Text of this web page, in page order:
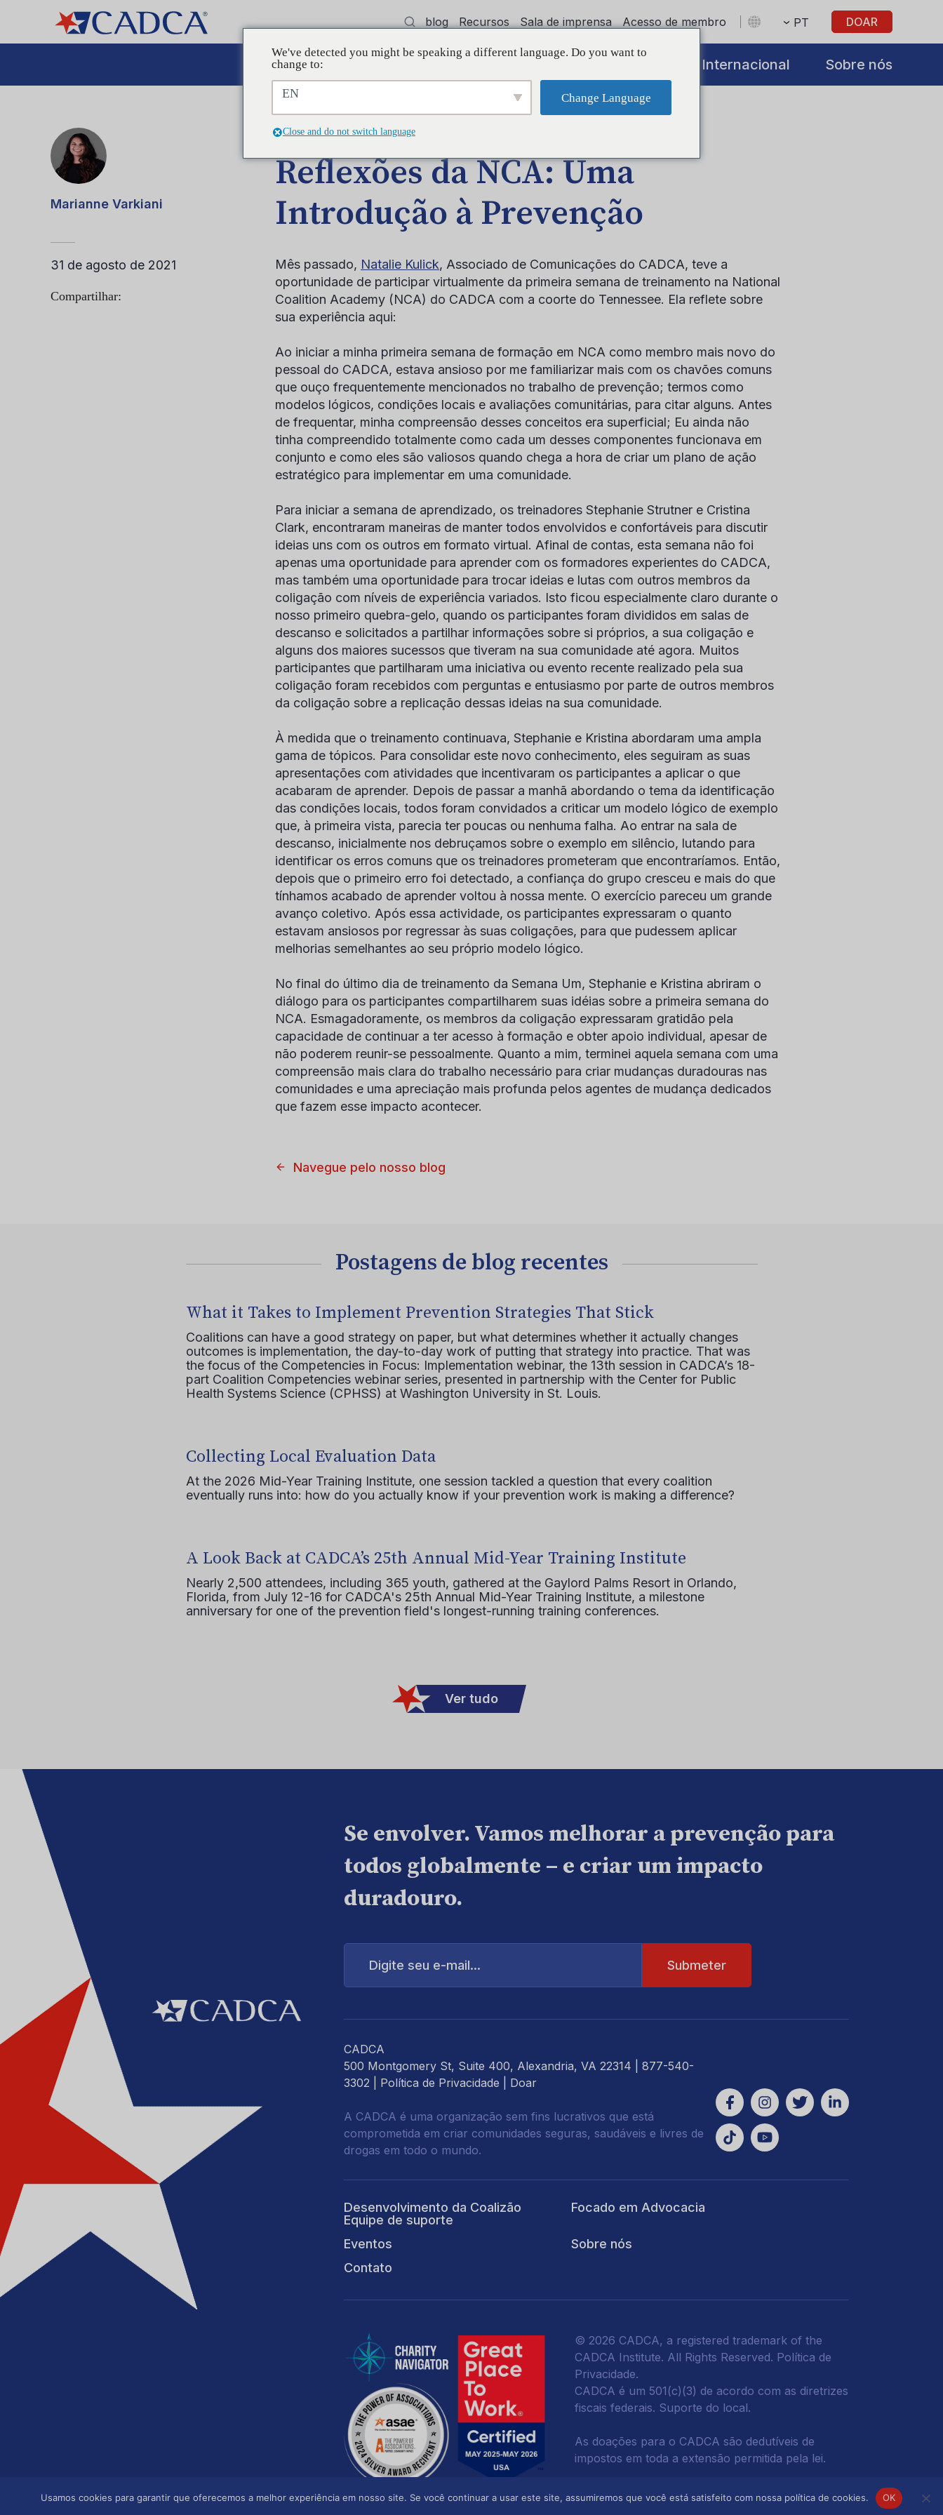
blog Recursos Sala de imprensa Acesso de membro PT DOAR
Advocacia Treinamento Apoiar Internacional Sobre nós
Marianne Varkiani
31 de agosto de 2021
Compartilhar:
POSTAGEM NO BLOG
Reflexões da NCA: Uma
Introdução à Prevenção
Mês passado, Natalie Kulick, Associado de Comunicações do CADCA, teve a
oportunidade de participar virtualmente da primeira semana de treinamento na National
Coalition Academy (NCA) do CADCA com a coorte do Tennessee. Ela reflete sobre
sua experiência aqui:
Ao iniciar a minha primeira semana de formação em NCA como membro mais novo do
pessoal do CADCA, estava ansioso por me familiarizar mais com os chavões comuns
que ouço frequentemente mencionados no trabalho de prevenção; termos como
modelos lógicos, condições locais e avaliações comunitárias, para citar alguns. Antes
de frequentar, minha compreensão desses conceitos era superficial; Eu ainda não
tinha compreendido totalmente como cada um desses componentes funcionava em
conjunto e como eles são valiosos quando chega a hora de criar um plano de ação
estratégico para implementar em uma comunidade.
Para iniciar a semana de aprendizado, os treinadores Stephanie Strutner e Cristina
Clark, encontraram maneiras de manter todos envolvidos e confortáveis para discutir
ideias uns com os outros em formato virtual. Afinal de contas, esta semana não foi
apenas uma oportunidade para aprender com os formadores experientes do CADCA,
mas também uma oportunidade para trocar ideias e lutas com outros membros da
coligação com níveis de experiência variados. Isto ficou especialmente claro durante o
nosso primeiro quebra-gelo, quando os participantes foram divididos em salas de
descanso e solicitados a partilhar informações sobre si próprios, a sua coligação e
alguns dos maiores sucessos que tiveram na sua comunidade até agora. Muitos
participantes que partilharam uma iniciativa ou evento recente realizado pela sua
coligação foram recebidos com perguntas e entusiasmo por parte de outros membros
da coligação sobre a replicação dessas ideias na sua comunidade.
À medida que o treinamento continuava, Stephanie e Kristina abordaram uma ampla
gama de tópicos. Para consolidar este novo conhecimento, eles seguiram as suas
apresentações com atividades que incentivaram os participantes a aplicar o que
acabaram de aprender. Depois de passar a manhã abordando o tema da identificação
das condições locais, todos foram convidados a criticar um modelo lógico de exemplo
que, à primeira vista, parecia ter poucas ou nenhuma falha. Ao entrar na sala de
descanso, inicialmente nos debruçamos sobre o exemplo em silêncio, lutando para
identificar os erros comuns que os treinadores prometeram que encontraríamos. Então,
depois que o primeiro erro foi detectado, a confiança do grupo cresceu e mais do que
tínhamos acabado de aprender voltou à nossa mente. O exercício pareceu um grande
avanço coletivo. Após essa actividade, os participantes expressaram o quanto
estavam ansiosos por regressar às suas coligações, para que pudessem aplicar
melhorias semelhantes ao seu próprio modelo lógico.
No final do último dia de treinamento da Semana Um, Stephanie e Kristina abriram o
diálogo para os participantes compartilharem suas idéias sobre a primeira semana do
NCA. Esmagadoramente, os membros da coligação expressaram gratidão pela
capacidade de continuar a ter acesso à formação e obter apoio individual, apesar de
não poderem reunir-se pessoalmente. Quanto a mim, terminei aquela semana com uma
compreensão mais clara do trabalho necessário para criar mudanças duradouras nas
comunidades e uma apreciação mais profunda pelos agentes de mudança dedicados
que fazem esse impacto acontecer.
Navegue pelo nosso blog
Postagens de blog recentes
What it Takes to Implement Prevention Strategies That Stick
Coalitions can have a good strategy on paper, but what determines whether it actually changes
outcomes is implementation, the day-to-day work of putting that strategy into practice. That was
the focus of the Competencies in Focus: Implementation webinar, the 13th session in CADCA’s 18-
part Coalition Competencies webinar series, presented in partnership with the Center for Public
Health Systems Science (CPHSS) at Washington University in St. Louis.
Collecting Local Evaluation Data
At the 2026 Mid-Year Training Institute, one session tackled a question that every coalition
eventually runs into: how do you actually know if your prevention work is making a difference?
A Look Back at CADCA’s 25th Annual Mid-Year Training Institute
Nearly 2,500 attendees, including 365 youth, gathered at the Gaylord Palms Resort in Orlando,
Florida, from July 12-16 for CADCA's 25th Annual Mid-Year Training Institute, a milestone
anniversary for one of the prevention field's longest-running training conferences.
Ver tudo
Se envolver. Vamos melhorar a prevenção para
todos globalmente – e criar um impacto
duradouro.
Digite
CADCA
500 Montgomery St, Suite 400, Alexandria, VA 22314 | 877-540-
3302 | Política de Privacidade Doar
A CADCA é uma organização sem fins lucrativos que está
comprometida em criar comunidades seguras, saudáveis e livres de
drogas em todo o mundo.
Desenvolvimento da Coalizão
Equipe de suporte
Focado em Advocacia
Eventos
Sobre nós
Contato
© 2026 CADCA, a registered trademark of the
CADCA Institute. All Rights Reserved. Política de
Privacidade.
CADCA é um 501(c)(3) de acordo com as diretrizes
fiscais federais. Suporte do local.
As doações para o CADCA são dedutíveis de
impostos em toda a extensão permitida pela lei.
We've detected you might be speaking a different language. Do you want to
change to:
EN Change Language
Close and do not switch language
Usamos cookies para garantir que oferecemos a melhor experiência em nosso site. Se você continuar a usar este site, assumiremos que você está satisfeito com nossa política de cookies. OK